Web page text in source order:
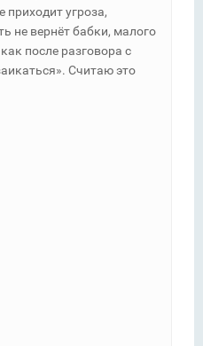
приходит угроза,
не вернёт бабки, малого
после разговора с
Считаю это